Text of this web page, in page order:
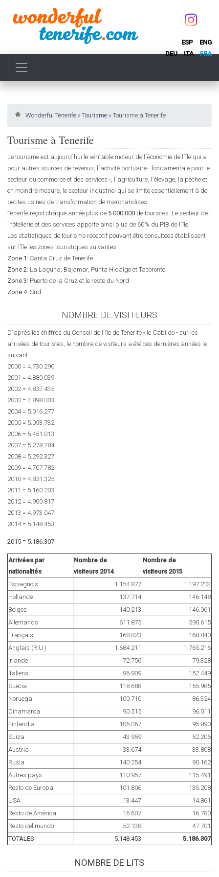
ESP
ENG
DEU
ITA FRA
Wonderful Tenerife » Tourisme » Tourisme à Tenerife
Tourisme à Tenerife
Le tourisme est aujourd´hui le véritable moteur de l´économie de l´île qui a
pour autres sources de revenus, l´activité portuaire - fondamentale pour le
secteur du commerce et des services -, l´agriculture, l´élevage, la pêche et,
en moindre mesure, le secteur industriel qui se limite essentiellement à de
petites usines de transformation de marchandises.
Tenerife reçoit chaque année plus de 5.000.000 de touristes. Le secteur de l
´hôtellerie et des services apporte ainsi plus de 60% du PIB de l´île.
Les statistiques de tourisme réceptif pouvant être consultées établissent
sur l'île les zones touristiques suivantes :
Zone 1 : Santa Cruz de Tenerife
Zone 2: La Laguna, Bajamar, Punta Hidalgo et Tacoronte
Zone 3: Puerto de la Cruz et le reste du Nord
Zone 4: Sud
NOMBRE DE VISITEURS
D´après les chiffres du Conseil de l´île de Tenerife - le Cabildo - sur les
arrivées de touristes, le nombre de visiteurs a été ces dernières années le
suivant:
2000 = 4.730.290
2001 = 4.880.039
2002 = 4.837.435
2003 = 4.898.003
2004 = 5.016.277
2005 = 5.093.732
2006 = 5.451.013
2007 = 5.278.784
2008 = 5.292.327
2009 = 4.707.782
2010 = 4.831.325
2011 = 5.160.203
2012 = 4.900.817
2013 = 4.973.047
2014 = 5.148.453
2015 = 5.186.307
Arrivées par
nationalités
Nombre de
visiteurs 2014
Nombre de
visiteurs 2015
Espagnols
1.154.877
1.197.223
Hollande
137.714
146.148
Belges
140.213
146.061
Allemands
611.875
590.615
Français
168.823
168.840
Anglais (R.U.)
1.684.211
1.765.216
Irlande
72.756
79.328
Italiens
96.909
152.449
Suecia
118.688
155.985
Noruega
100.710
86.324
Dinamarca
90.515
96.011
Finlandia
106.067
95.890
Suiza
43.959
52.206
Austria
33.674
33.808
Rusia
140.254
90.162
Autres pays
110.957
115.491
Resto de Europa
101.806
135.208
USA
13.447
14.861
Resto de América
16.607
16.780
Resto del mundo
52.138
47.701
TOTALES
5.148.453 5.186.307
NOMBRE DE LITS